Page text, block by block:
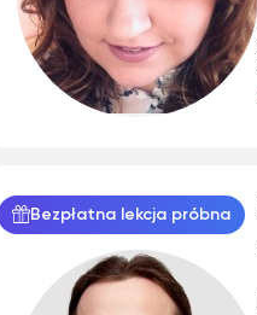
Bezpłatna lekcja próbna